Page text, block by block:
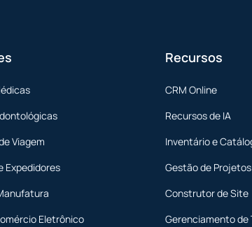
Viagem
Expedidores
Eletrônico
Recursos
CRM Online
Recursos de IA
Inventário e
Gestão de Projetos
Construtor de Site
Gerenciamento de